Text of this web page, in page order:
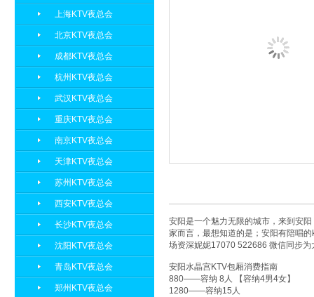
安阳是一个魅力无限的城市，来到安
家而言，最想知道的是；安阳有陪唱
场资深妮妮17070 522686 微信同步
安阳水晶宫KTV包厢消费指南
880——容纳 8人 【容纳4男4女】
1280——容纳15人
上海KTV夜总会
北京KTV夜总会
成都KTV夜总会
杭州KTV夜总会
武汉KTV夜总会
重庆KTV夜总会
南京KTV夜总会
天津KTV夜总会
苏州KTV夜总会
西安KTV夜总会
长沙KTV夜总会
沈阳KTV夜总会
青岛KTV夜总会
郑州KTV夜总会